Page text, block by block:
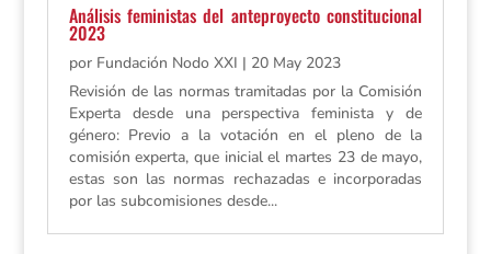
Análisis feministas del anteproyecto constitucional
2023
por Fundación Nodo XXI | 20 May 2023
Revisión de las normas tramitadas por la Comisión
Experta desde una perspectiva feminista y de
género: Previo a la votación en el pleno de la
comisión experta, que inicial el martes 23 de mayo,
estas son las normas rechazadas e incorporadas
por las subcomisiones desde...